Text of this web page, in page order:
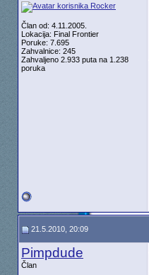
Član od: 4.11.2005.
Lokacija: Final Frontier
Poruke: 7.695
Zahvalnice: 245
Zahvaljeno 2.933 puta na 1.238
poruka
21.5.2010, 20:09
Pimpdude
Član